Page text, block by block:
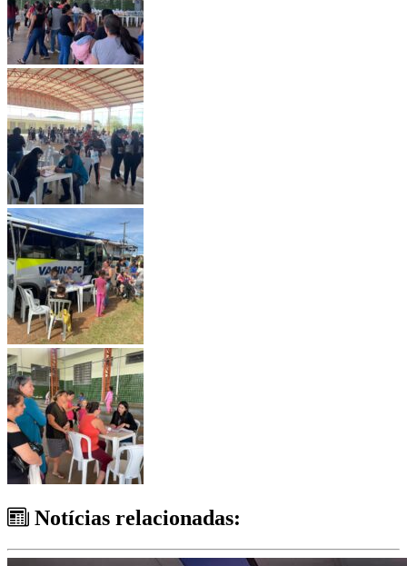
Notícias relacionadas: